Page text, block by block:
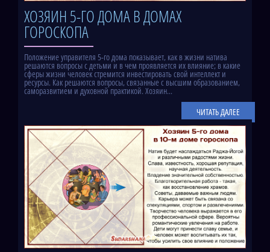
ХОЗЯИН 5-ГО ДОМА В ДОМАХ
ГОРОСКОПА
Положение управителя 5-го дома показывает, как в жизни натива
решаются вопросы с детьми и в чем проявляется их влияние; в какие
сферы жизни человек стремится инвестировать свой интеллект и
ресурсы. Как решаются вопросы, связанные с высшим образованием,
саморазвитием и духовной практикой. Хозяин...
ЧИТАТЬ ДАЛЕЕ